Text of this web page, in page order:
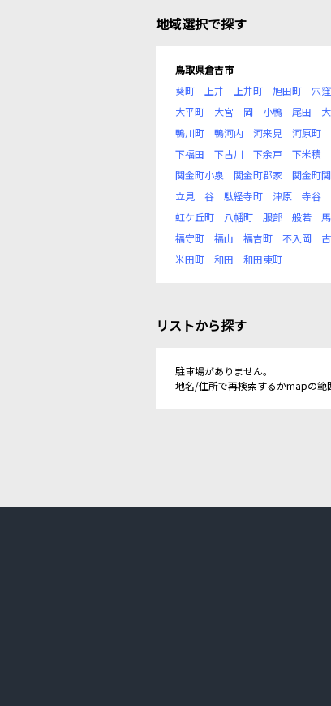
地域選択で探す
鳥取県倉吉市
葵町
上井 上井町 旭田町 穴窪
大平町
大宮 岡 小鴨 尾田
鴨川町
鴨河内 河来見 河原町
下福田
下古川 下余戸 下米積
関金町小泉
関金町郡家 関金町
立見
谷 駄経寺町 津原 寺谷
虹ケ丘町
八幡町 服部 般若
福守町
福山 福吉町 不入岡
米田町
和田 和田東町
リストから探す
駐車場がありません。
地名/住所で再検索するかmapの範